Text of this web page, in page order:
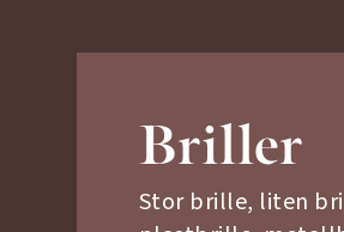
Briller
Stor brille, liten